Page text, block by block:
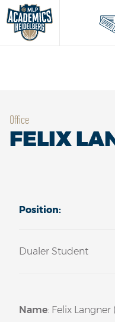
Office
FELIX
Position:
Dualer Student
Name: Felix